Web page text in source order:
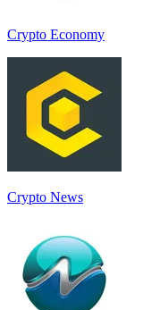
Crypto Economy
Crypto News